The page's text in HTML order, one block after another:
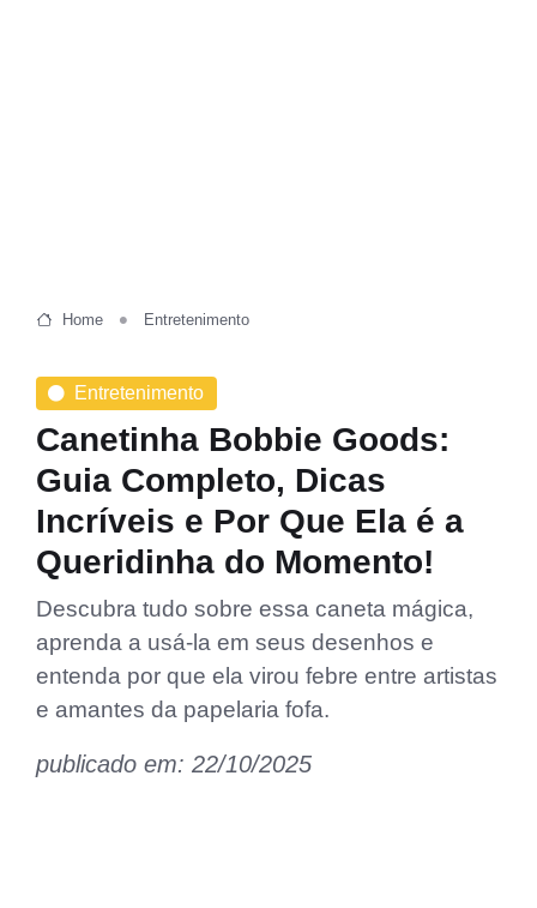
Home Entretenimento
Entretenimento
Canetinha Bobbie Goods:
Guia Completo, Dicas
Incríveis e Por Que Ela é a
Queridinha do Momento!
Descubra tudo sobre essa caneta mágica,
aprenda a usá-la em seus desenhos e
entenda por que ela virou febre entre artistas
e amantes da papelaria fofa.
publicado em: 22/10/2025